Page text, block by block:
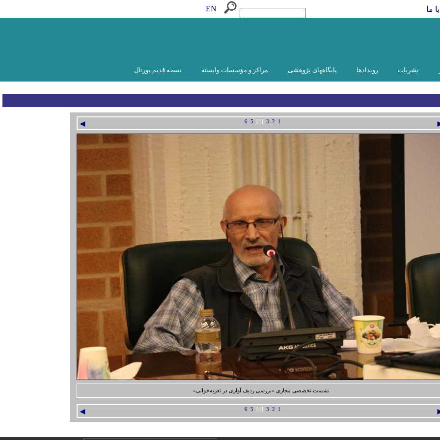
ما EN
نشریات رویدادها پایگاههای پژوهشی مراکز و مؤسسات وابسته نسخه قدیم پورتال
◄ 1
2
3
[4]
5
6
نشست تخصصی مجازی «بررسی ردیف آوازی در تعزیه‌خوانی»
◄ 1
2
3
[4]
5
6